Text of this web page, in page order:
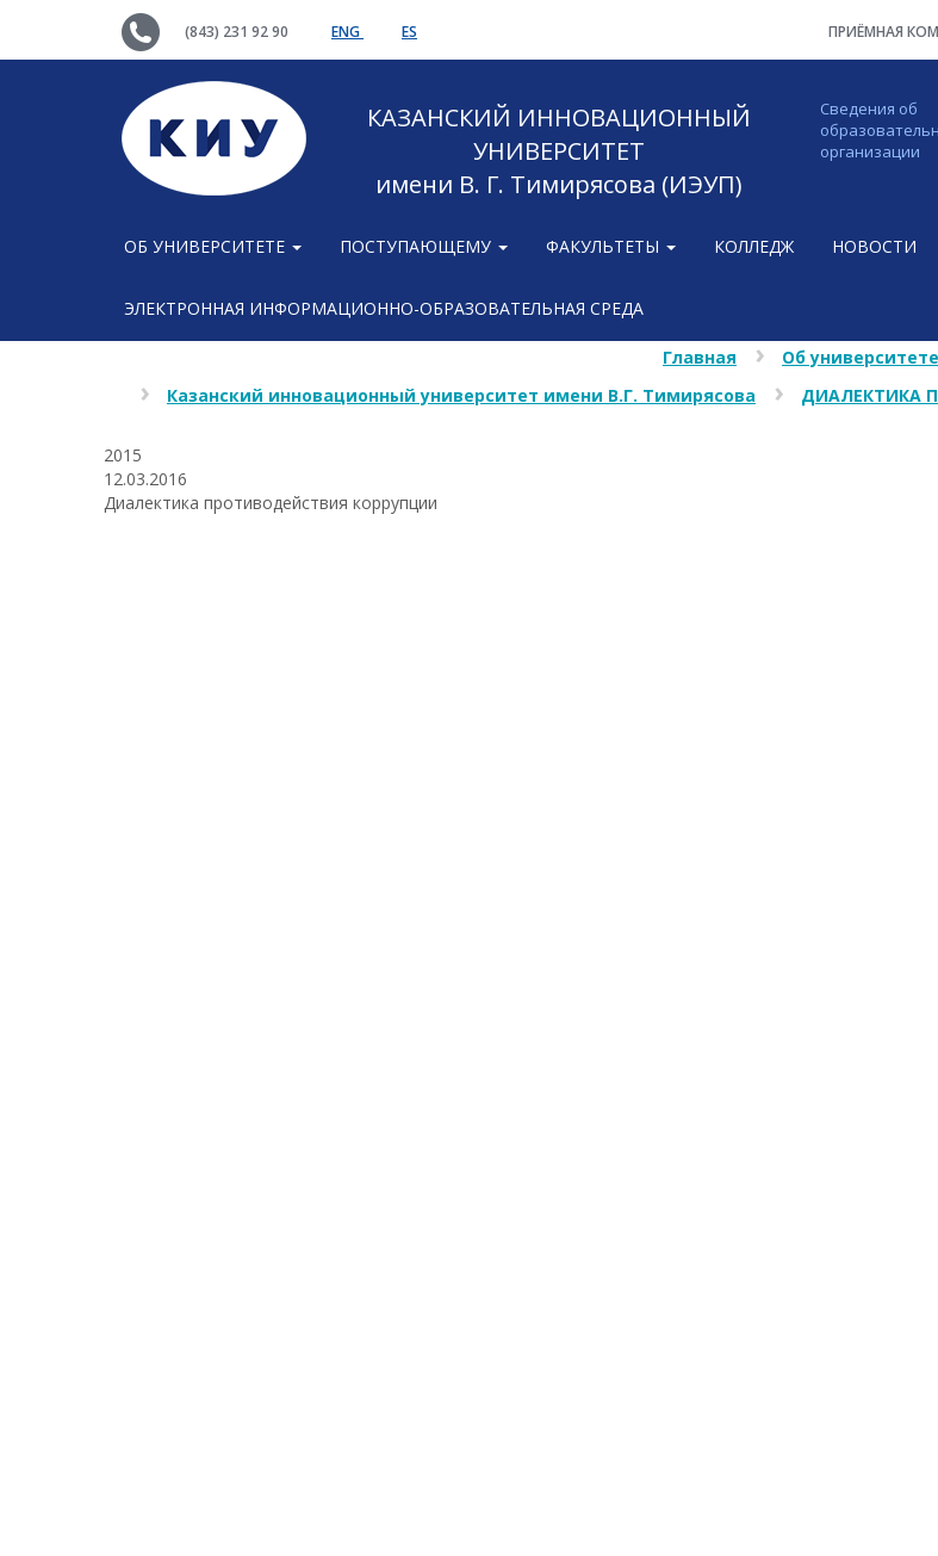
(843) 231 92 90 ENG ES ПРИЁМНАЯ
КАЗАНСКИЙ ИННОВАЦИОННЫЙ
УНИВЕРСИТЕТ
имени В. Г. Тимирясова (ИЭУП)
Сведения об
организации
ОБ УНИВЕРСИТЕТЕ ПОСТУПАЮЩЕМУ ФАКУЛЬТЕТЫ КОЛЛЕДЖ НОВОСТИ
ЭЛЕКТРОННАЯ ИНФОРМАЦИОННО-ОБРАЗОВАТЕЛЬНАЯ СРЕДА
Главная Об университете
Казанский инновационный университет имени В.Г. Тимирясова
ДИАЛЕКТИКА
2015
12.03.2016
Диалектика противодействия коррупции